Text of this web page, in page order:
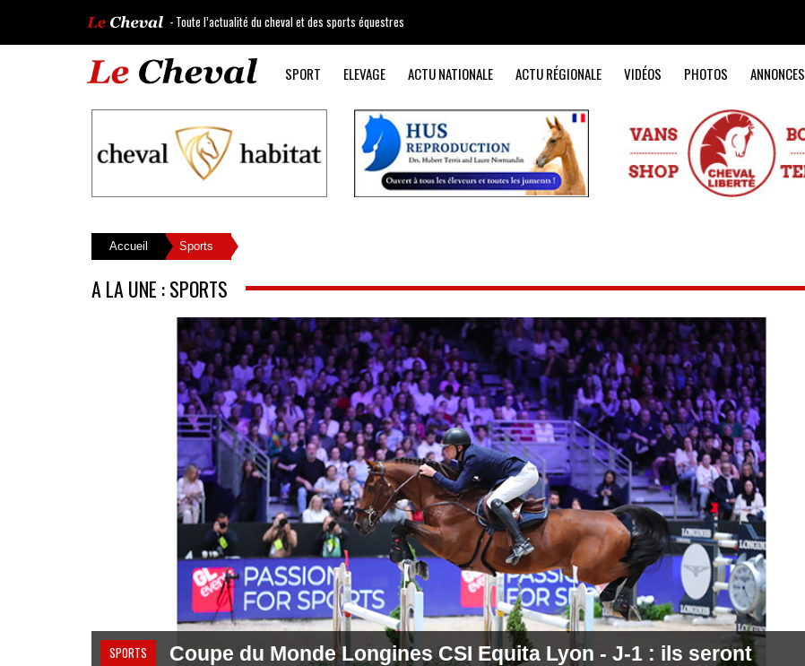
- Toute l’actualité du cheval et des sports équestres
SPORT ELEVAGE ACTU NATIONALE ACTU RÉGIONALE VIDÉOS PHOTOS ANNONCES
Accueil Sports
A LA UNE : SPORTS
SPORTS
Coupe du Monde Longines CSI Equita Lyon - J-1 : ils seront